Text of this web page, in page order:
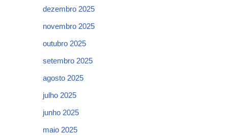
dezembro 2025
novembro 2025
outubro 2025
setembro 2025
agosto 2025
julho 2025
junho 2025
maio 2025